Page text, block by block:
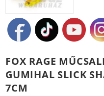
FOX RAGE
GUMIHAL SLICK
7CM